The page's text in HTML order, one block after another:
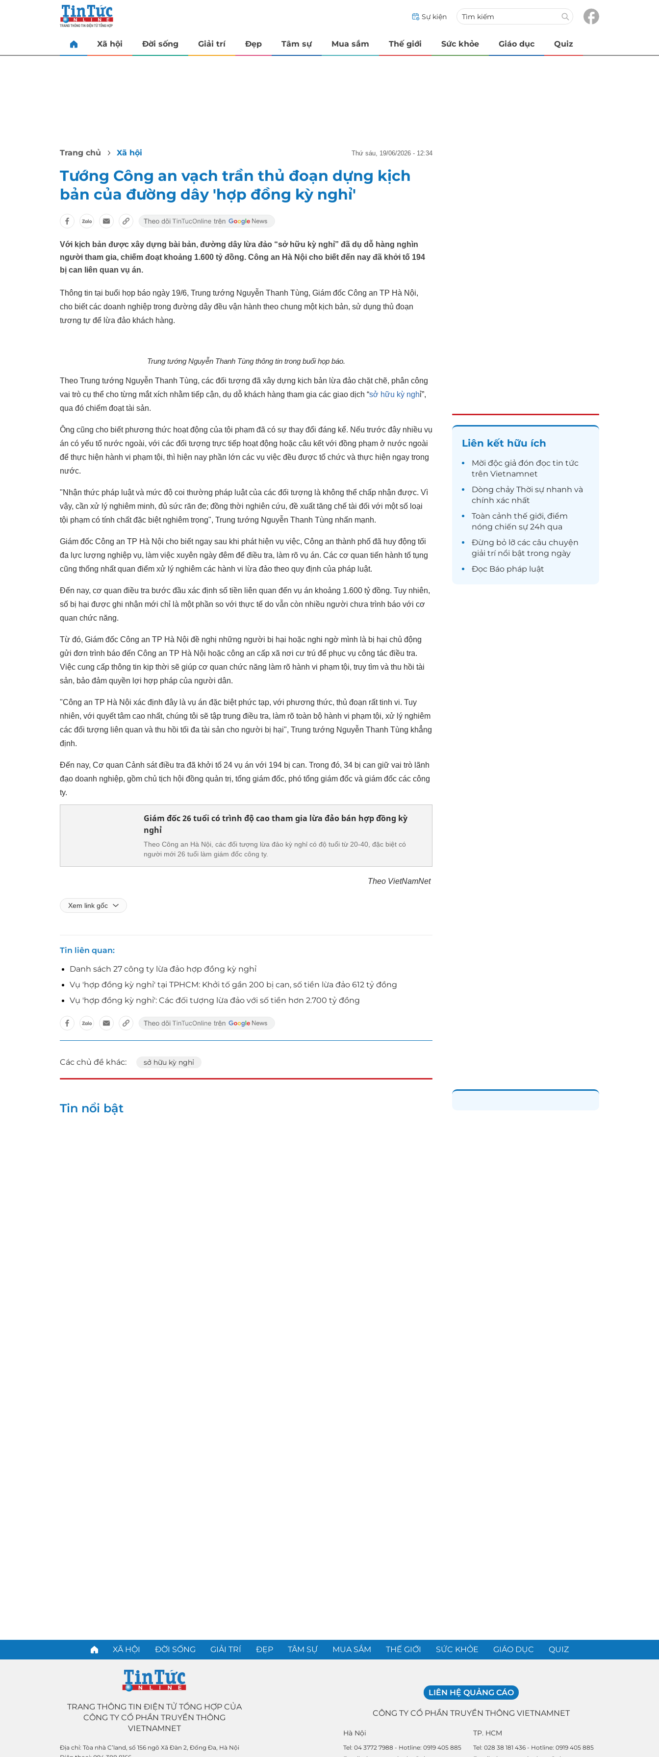
Sự kiện
Xã hội Đời sống Giải trí Đẹp Tâm sự Mua sắm Thế giới Sức khỏe Giáo dục Quiz
Trang chủ Xã hội thứ sáu, 19/06/2026 - 12:34
Tướng Công an vạch trần thủ đoạn dựng kịch
bản của đường dây 'hợp đồng kỳ nghỉ'
Với kịch bản được xây dựng bài bản, đường dây lừa đảo “sở hữu kỳ nghỉ” đã dụ dỗ hàng nghìn
người tham gia, chiếm đoạt khoảng 1.600 tỷ đồng. Công an Hà Nội cho biết đến nay đã khởi tố 194
bị can liên quan vụ án.
Thông tin tại buổi họp báo ngày 19/6, Trung tướng Nguyễn Thanh Tùng, Giám đốc Công an TP Hà Nội,
cho biết các doanh nghiệp trong đường dây đều vận hành theo chung một kịch bản, sử dụng thủ đoạn
tương tự để lừa đảo khách hàng.
Trung tướng Nguyễn Thanh Tùng thông tin trong buổi họp báo.
Theo Trung tướng Nguyễn Thanh Tùng, các đối tượng đã xây dựng kịch bản lừa đảo chặt chẽ, phân công
vai trò cụ thể cho từng mắt xích nhằm tiếp cận, dụ dỗ khách hàng tham gia các giao dịch “sở hữu kỳ nghỉ”,
qua đó chiếm đoạt tài sản.
Ông cũng cho biết phương thức hoạt động của tội phạm đã có sự thay đổi đáng kể. Nếu trước đây nhiều vụ
án có yếu tố nước ngoài, với các đối tượng trực tiếp hoạt động hoặc câu kết với đồng phạm ở nước ngoài
để thực hiện hành vi phạm tội, thì hiện nay phần lớn các vụ việc đều được tổ chức và thực hiện ngay trong
nước.
"Nhận thức pháp luật và mức độ coi thường pháp luật của các đối tượng là không thể chấp nhận được. Vì
vậy, cần xử lý nghiêm minh, đủ sức răn đe; đồng thời nghiên cứu, đề xuất tăng chế tài đối với một số loại
tội phạm có tính chất đặc biệt nghiêm trọng", Trung tướng Nguyễn Thanh Tùng nhấn mạnh.
Giám đốc Công an TP Hà Nội cho biết ngay sau khi phát hiện vụ việc, Công an thành phố đã huy động tối
đa lực lượng nghiệp vụ, làm việc xuyên ngày đêm để điều tra, làm rõ vụ án. Các cơ quan tiến hành tố tụng
cũng thống nhất quan điểm xử lý nghiêm các hành vi lừa đảo theo quy định của pháp luật.
Đến nay, cơ quan điều tra bước đầu xác định số tiền liên quan đến vụ án khoảng 1.600 tỷ đồng. Tuy nhiên,
số bị hại được ghi nhận mới chỉ là một phần so với thực tế do vẫn còn nhiều người chưa trình báo với cơ
quan chức năng.
Từ đó, Giám đốc Công an TP Hà Nội đề nghị những người bị hại hoặc nghi ngờ mình là bị hại chủ động
gửi đơn trình báo đến Công an TP Hà Nội hoặc công an cấp xã nơi cư trú để phục vụ công tác điều tra.
Việc cung cấp thông tin kịp thời sẽ giúp cơ quan chức năng làm rõ hành vi phạm tội, truy tìm và thu hồi tài
sản, bảo đảm quyền lợi hợp pháp của người dân.
"Công an TP Hà Nội xác định đây là vụ án đặc biệt phức tạp, với phương thức, thủ đoạn rất tinh vi. Tuy
nhiên, với quyết tâm cao nhất, chúng tôi sẽ tập trung điều tra, làm rõ toàn bộ hành vi phạm tội, xử lý nghiêm
các đối tượng liên quan và thu hồi tối đa tài sản cho người bị hại", Trung tướng Nguyễn Thanh Tùng khẳng
định.
Đến nay, Cơ quan Cảnh sát điều tra đã khởi tố 24 vụ án với 194 bị can. Trong đó, 34 bị can giữ vai trò lãnh
đạo doanh nghiệp, gồm chủ tịch hội đồng quản trị, tổng giám đốc, phó tổng giám đốc và giám đốc các công
ty.
Giám đốc 26 tuổi có trình độ cao tham gia lừa đảo bán hợp đồng kỳ
nghỉ
Theo Công an Hà Nội, các đối tượng lừa đảo kỳ nghỉ có độ tuổi từ 20-40, đặc biệt có
người mới 26 tuổi làm giám đốc công ty.
Theo VietNamNet
Xem link gốc
Tin liên quan
Danh sách 27 công ty lừa đảo hợp đồng kỳ nghỉ
Vụ 'hợp đồng kỳ nghỉ' tại TPHCM: Khởi tố gần 200 bị can, số tiền lừa đảo 612 tỷ đồng
Vụ 'hợp đồng kỳ nghỉ': Các đối tượng lừa đảo với số tiền hơn 2.700 tỷ đồng
Các chủ đề khác: sở hữu kỳ nghỉ
Liên kết hữu ích
Mời độc giả đón đọc tin tức
trên Vietnamnet
Dòng chảy Thời sự nhanh và
chính xác nhất
Toàn cảnh thế giới, điểm
nóng chiến sự 24h qua
Đừng bỏ lỡ các câu chuyện
giải trínổi bật trong ngày
Đọc Báo pháp luật
Tin nổi bật
XÃ HỘI ĐỜI SỐNG GIẢI TRÍ ĐẸP TÂM SỰ MUA SẮM THẾ GIỚI SỨC KHỎE GIÁO DỤC QUIZ
TRANG THÔNG TIN ĐIỆN TỬ TỔNG HỢP CỦA
CÔNG TY CỔ PHẦN TRUYỀN THÔNG
VIETNAMNET
Địa chỉ: Tòa nhà C’land, số 156 ngõ Xã Đàn 2, Đống Đa, Hà Nội
LIÊN HỆ QUẢNG CÁO
CÔNG TY CỔ PHẦN TRUYỀN THÔNG VIETNAMNET
Hà Nội
Tel: 04 3772 7988 - Hotline: 0919 405 885
TP. HCM
Tel: 028 38 181 436 - Hotline: 0919 405 885